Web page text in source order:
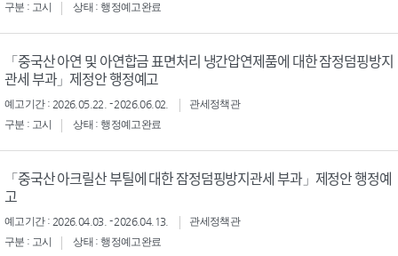
구분 : 고시
상태 : 행정예고완료
「중국산 아연 및 아연합금 표면처리 냉간압연제품에 대한 잠정덤핑방지
관세 부과」제정안 행정예고
예고기간 : 2026.05.22. - 2026.06.02.
관세정책관
구분 : 고시
상태 : 행정예고완료
「중국산 아크릴산 부틸에 대한 잠정덤핑방지관세 부과」제정안 행정예
고
예고기간 : 2026.04.03. - 2026.04.13.
관세정책관
구분 : 고시
상태 : 행정예고완료